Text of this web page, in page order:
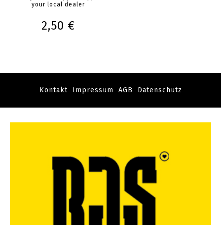
your local dealer
2,50 €
Kontakt Impressum AGB Datenschutz